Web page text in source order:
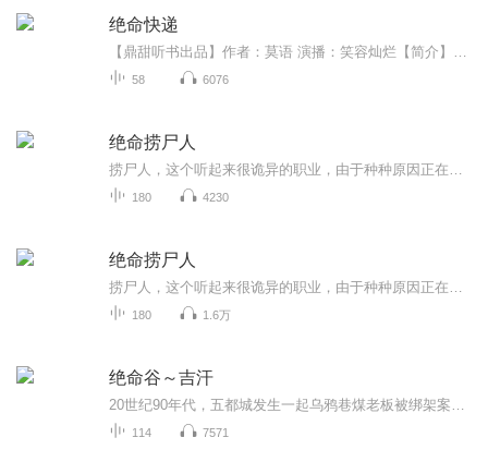
绝命快递
58 6076
绝命捞尸人
180 4230
绝命捞尸人
180 1.6万
绝命谷～吉汗
114 7571